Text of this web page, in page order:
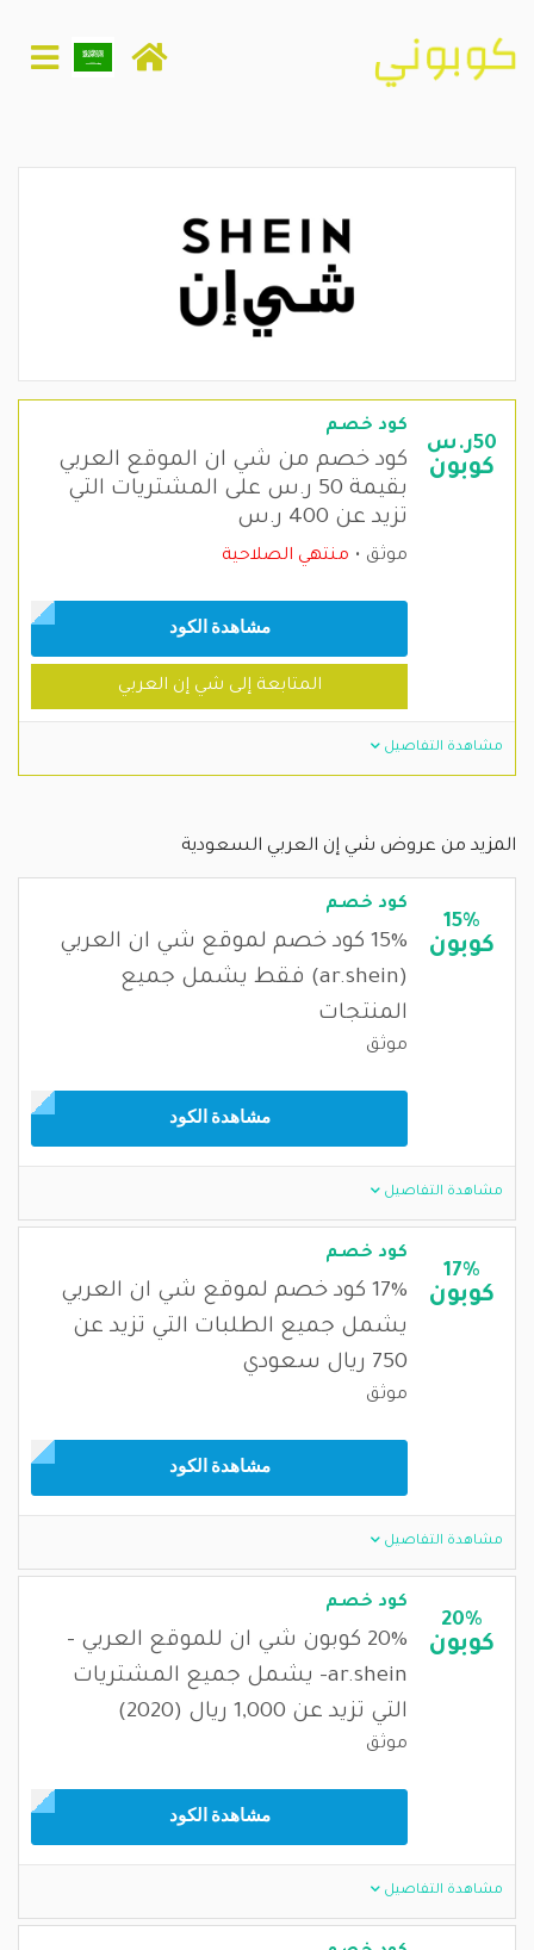
50ر.س
كوبون
كود خصم
كود خصم من شي ان الموقع العربي
بقيمة 50 ر.س على المشتريات التي
تزيد عن 400 ر.س
موثق منتهي الصلاحية
مشاهدة الكود
المتابعة إلى شي إن العربي
مشاهدة التفاصيل
المزيد من عروض شي إن العربي السعودية
15%
كوبون
كود خصم
15% كود خصم لموقع شي ان العربي
(ar.shein) فقط يشمل جميع
المنتجات
موثق
مشاهدة الكود
مشاهدة التفاصيل
17%
كوبون
كود خصم
17% كود خصم لموقع شي ان العربي
يشمل جميع الطلبات التي تزيد عن
750 ريال سعودي
موثق
مشاهدة الكود
مشاهدة التفاصيل
20%
كوبون
كود خصم
20% كوبون شي ان للموقع العربي -
ar.shein- يشمل جميع المشتريات
التي تزيد عن 1,000 ريال (2020)
موثق
مشاهدة الكود
مشاهدة التفاصيل